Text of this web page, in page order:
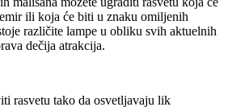
ili koja će biti u znaku omiljenih
različite lampe u obliku svih aktuelnih
dečija atrakcija.
rasvetu tako da osvetljavaju lik